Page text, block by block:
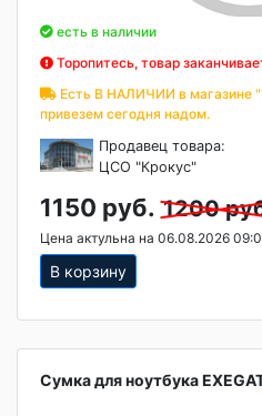
есть в наличии
Торопитесь, товар
Есть В НАЛИЧИИ в магазине
привезем сегодня надом.
Продавец товара:
ЦСО "Крокус"
1150 руб. 1200
Цена актульна на 06.08.2026
В корзину
Сумка для ноутбука